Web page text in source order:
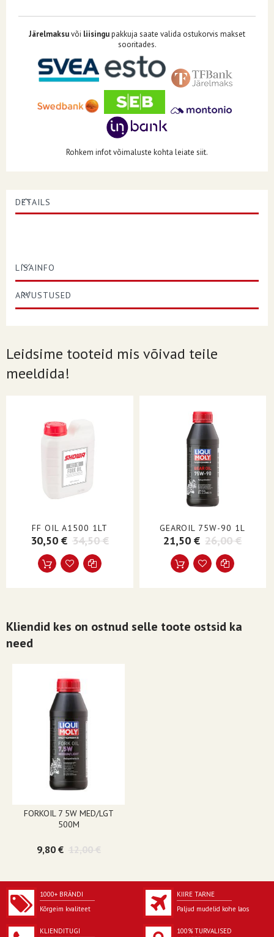
Järelmaksuvõi liisingupakkuja saate valida ostukorvis makset
sooritades.
Rohkem infot võimaluste kohta leiate siit.
DETAILS
LISAINFO
ARVUSTUSED
Leidsime tooteid mis võivad teile
meeldida!
FF OIL A1500 1LT
30,50 € 34,50 €
GEAROIL 75W-90 1L
21,50 € 26,00 €
Kliendid kes on ostnud selle toote ostsid ka
need
FORKOIL 7 5W MED/LGT
500M
9,80 € 12,00 €
1000+ BRÄNDI
Kõrgeim kvaliteet
KIIRE TARNE
Paljud mudelid kohe laos
KLIENDITUGI
100% TURVALISED